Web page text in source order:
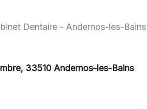
Dentaire - Andernos-les-Bains
33510 Andernos-les-Bains